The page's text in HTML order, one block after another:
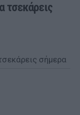
τσεκάρεις